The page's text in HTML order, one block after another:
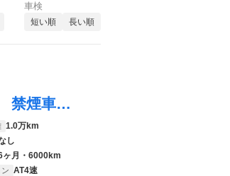
車検
短い順 長い順
ＮＶ１００クリッパーリオ Ｅ ハイルーフ 車検整備付 禁煙車 片側電動スライド ＣＤデッキ ＥＴＣ ディスチャージライト スペアキー付
1.0万km
し
ヶ月・6000km
ン AT4速